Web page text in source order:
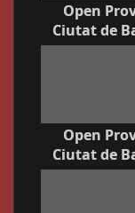
Open
Ciutat de
Open
Ciutat de